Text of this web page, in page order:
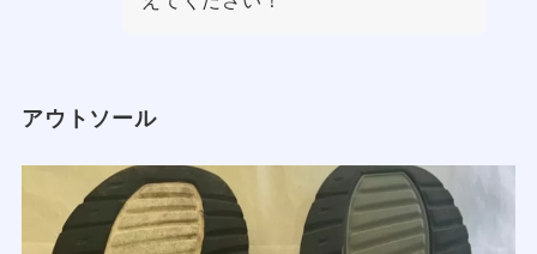
アウトソール